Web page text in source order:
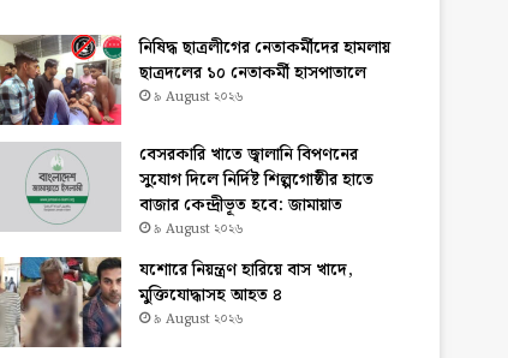
নিষিদ্ধ ছাত্রলীগের নেতাকর্মীদের হামলায়
ছাত্রদলের ১০ নেতাকর্মী হাসপাতালে
৯ August ২০২৬
বেসরকারি খাতে জ্বালানি বিপণনের
সুযোগ দিলে নির্দিষ্ট শিল্পগোষ্ঠীর হাতে
বাজার কেন্দ্রীভূত হবে: জামায়াত
৯ August ২০২৬
যশোরে নিয়ন্ত্রণ হারিয়ে বাস খাদে,
মুক্তিযোদ্ধাসহ আহত ৪
৯ August ২০২৬